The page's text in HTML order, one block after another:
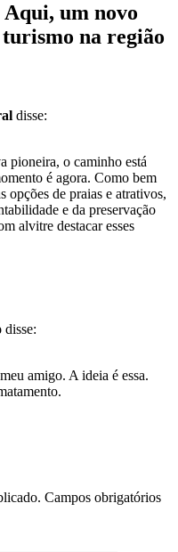
Aqui, um novo
na região
disse:
pioneira, o caminho está
é agora. Como bem
opções de praias e atrativos,
e da preservação
alvitre destacar esses
disse:
amigo. A ideia é essa.
Campos obrigatórios